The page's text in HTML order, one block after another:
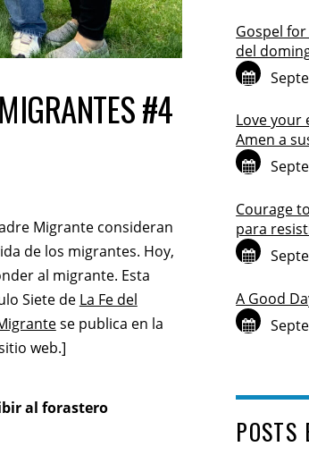
#4
Migrante consideran
de los migrantes. Hoy,
al migrante. Esta
Siete de La Fe del
se publica en la
web.]
al forastero
Gospel for
del
Love your
Amen a
Courage
para
A Good
POSTS